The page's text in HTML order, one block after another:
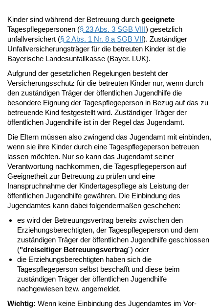
Kinder sind während der Betreuung durch geeignete
Tagespflegepersonen (§ 23 Abs. 3 SGB VIII) gesetzlich
unfallversichert (§ 2 Abs. 1 Nr. 8 a SGB VII). Zuständiger
Unfallversicherungsträger für die betreuten Kinder ist die
Bayerische Landesunfallkasse (Bayer. LUK).
Aufgrund der gesetzlichen Regelungen besteht der
Versicherungsschutz für die betreuten Kinder nur, wenn durch
den zuständigen Träger der öffentlichen Jugendhilfe die
besondere Eignung der Tagespflegeperson in Bezug auf das zu
betreuende Kind festgestellt wird. Zuständiger Träger der
öffentlichen Jugendhilfe ist in der Regel das Jugendamt.
Die Eltern müssen also zwingend das Jugendamt mit einbinden,
wenn sie ihre Kinder durch eine Tagespflegeperson betreuen
lassen möchten. Nur so kann das Jugendamt seiner
Verantwortung nachkommen, die Tagespflegeperson auf
Geeignetheit zur Betreuung zu prüfen und eine
Inanspruchnahme der Kindertagespflege als Leistung der
öffentlichen Jugendhilfe gewähren. Die Einbindung des
Jugendamtes kann dabei folgendermaßen geschehen:
es wird der Betreuungsvertrag bereits zwischen den
Erziehungsberechtigten, der Tagespflegeperson und dem
zuständigen Träger der öffentlichen Jugendhilfe geschlossen
("dreiseitiger Betreuungsvertrag") oder
die Erziehungsberechtigten haben sich die
Tagespflegeperson selbst beschafft und diese beim
zuständigen Träger der öffentlichen Jugendhilfe
nachgewiesen bzw. angemeldet.
Wichtig: Wenn keine Einbindung des Jugendamtes im Vor-